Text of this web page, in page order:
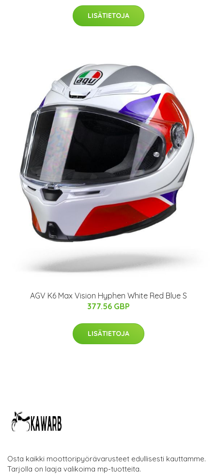
LISÄTIETOJA
AGV K6 Max Vision Hyphen White Red Blue S
377.56 GBP
LISÄTIETOJA
Osta kaikki moottoripyörävarusteet edullisesti kauttamme.
Tarjolla on laaja valikoima mp-tuotteita.